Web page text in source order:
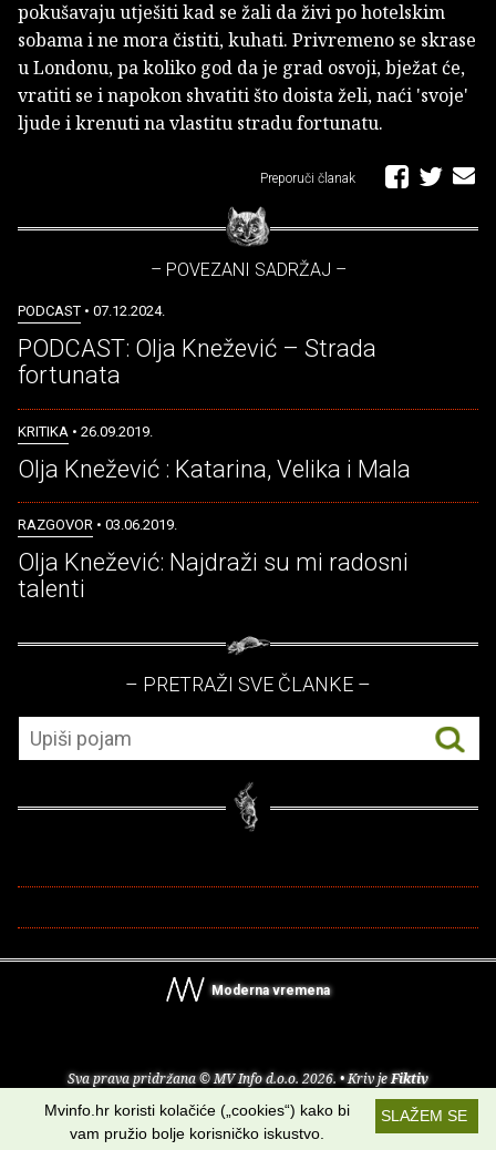
pokušavaju utješiti kad se žali da živi po hotelskim
sobama i ne mora čistiti, kuhati. Privremeno se skrase
u Londonu, pa koliko god da je grad osvoji, bježat će,
vratiti se i napokon shvatiti što doista želi, naći 'svoje'
ljude i krenuti na vlastitu stradu fortunatu.
Preporuči članak
– POVEZANI SADRŽAJ –
PODCAST • 07.12.2024.
PODCAST: Olja Knežević – Strada
fortunata
KRITIKA • 26.09.2019.
Olja Knežević : Katarina, Velika i Mala
RAZGOVOR • 03.06.2019.
Olja Knežević: Najdraži su mi radosni
talenti
– PRETRAŽI SVE ČLANKE –
Moderna vremena
Sva prava pridržana © MV Info d.o.o. 2026. • Kriv jeFiktiv
Uvjeti korištenja RSS kanaliSLAŽEM SE
Mvinfo.hr koristi kolačiće („cookies“) kako bi
vam pružio bolje korisničko iskustvo.